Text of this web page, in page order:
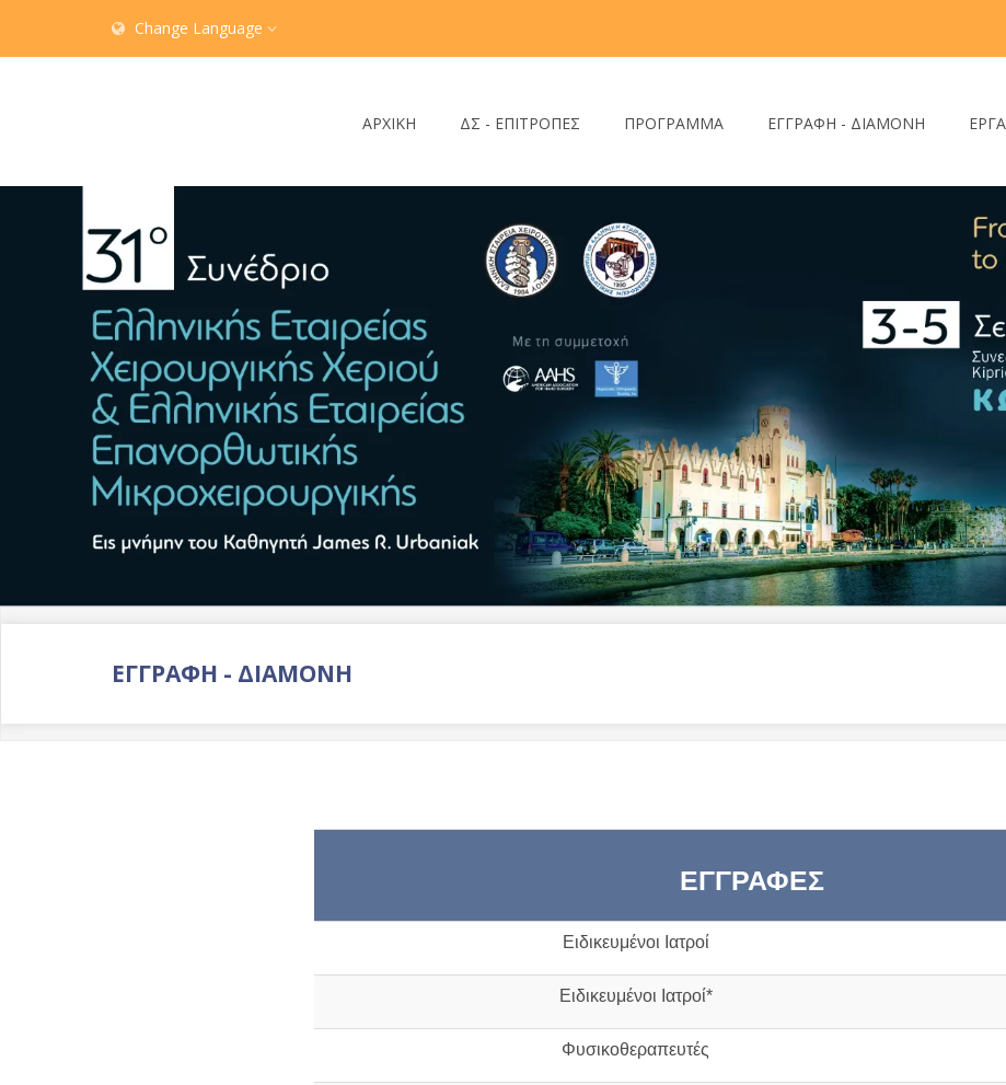
Change Language
ΑΡΧΙΚΗ ΔΣ - ΕΠΙΤΡΟΠΕΣ ΠΡΟΓΡΑΜΜΑ ΕΓΓΡΑΦΗ - ΔΙΑΜΟΝΗ
ΕΓΓΡΑΦΗ - ΔΙΑΜΟΝΗ
ΕΓΓΡΑΦΕΣ
Ειδικευμένοι Ιατροί
Ειδικευμένοι Ιατροί*
Φυσικοθεραπευτές